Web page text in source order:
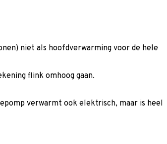
niet als hoofdverwarming voor de hele
flink omhoog gaan.
verwarmt ook elektrisch, maar is heel